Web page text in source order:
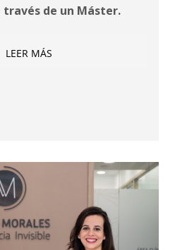
través de un Máster.
LEER MÁS